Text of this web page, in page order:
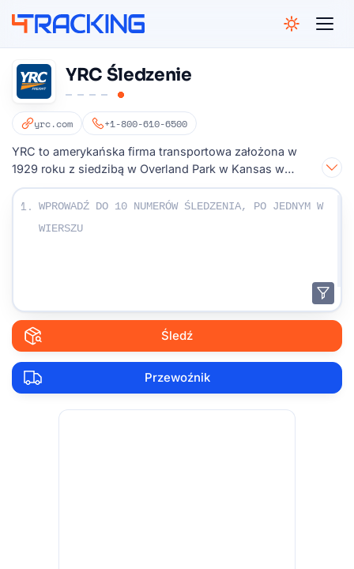
YRC Śledzenie
yrc.com +1-800-610-6500
YRC to amerykańska firma transportowa założona w
1929 roku z siedzibą w Overland Park w Kansas w
Stanach Zjednoczonych.
Wpisz swoje numery monitorowania:
1.
Śledź
Przewoźnik